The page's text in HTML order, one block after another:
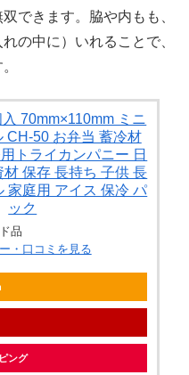
できます。脇や内もも、
の中に）いれることで、
70mm×110mm ミニ
CH-50 お弁当 蓄冷材
トライカンパニー 日
保存 長持ち 子供 長
家庭用 アイス 保冷 パ
ック
品
・口コミを見る
ング